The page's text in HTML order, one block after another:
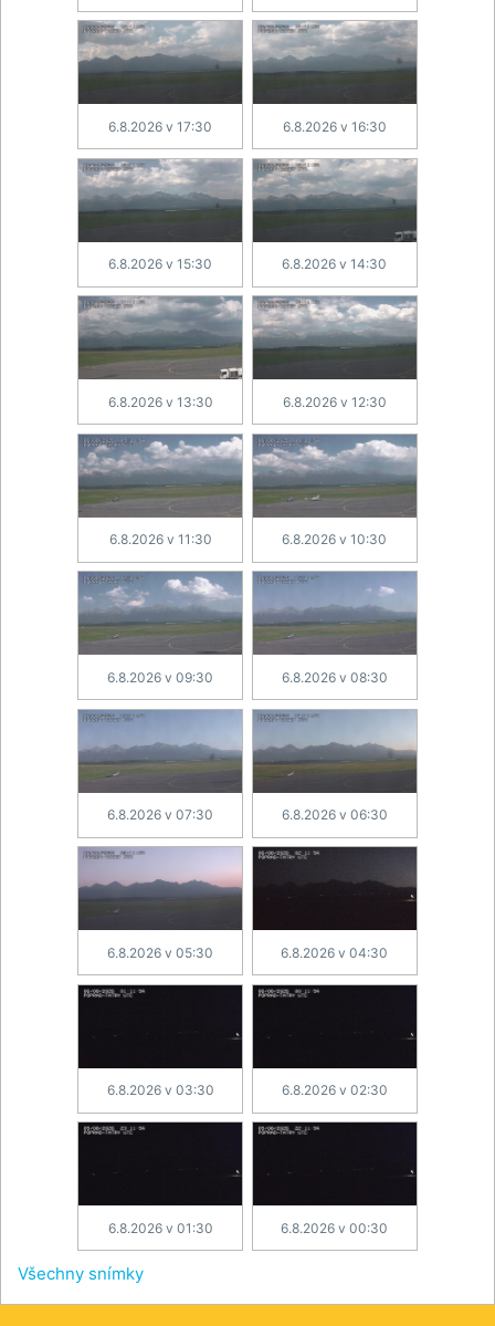
6.8.2026 v 17:30 6.8.2026 v 16:30
6.8.2026 v 15:30 6.8.2026 v 14:30
6.8.2026 v 13:30 6.8.2026 v 12:30
6.8.2026 v 11:30 6.8.2026 v 10:30
6.8.2026 v 09:30 6.8.2026 v 08:30
6.8.2026 v 07:30 6.8.2026 v 06:30
6.8.2026 v 05:30 6.8.2026 v 04:30
6.8.2026 v 03:30 6.8.2026 v 02:30
6.8.2026 v 01:30 6.8.2026 v 00:30
Všechny snímky